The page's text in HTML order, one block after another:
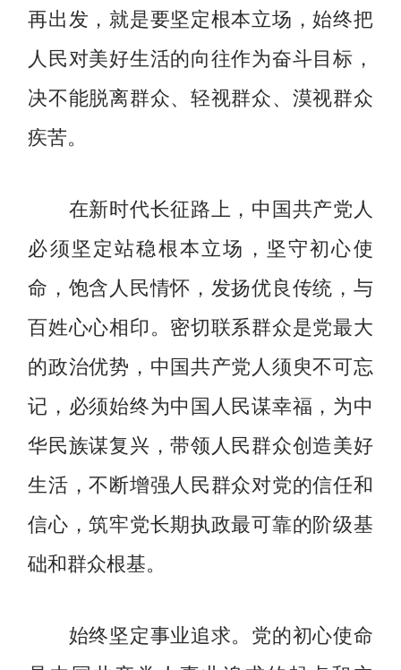
再出发，就是要坚定根本立场，始终把
人民对美好生活的向往作为奋斗目标，
决不能脱离群众、轻视群众、漠视群众
疾苦。
在新时代长征路上，中国共产党人
必须坚定站稳根本立场，坚守初心使
命，饱含人民情怀，发扬优良传统，与
百姓心心相印。密切联系群众是党最大
的政治优势，中国共产党人须臾不可忘
记，必须始终为中国人民谋幸福，为中
华民族谋复兴，带领人民群众创造美好
生活，不断增强人民群众对党的信任和
信心，筑牢党长期执政最可靠的阶级基
础和群众根基。
始终坚定事业追求。党的初心使命